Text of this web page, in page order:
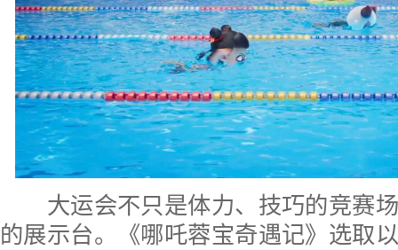
大运会不只是体力、技巧的竞赛场
的展示台。《哪吒蓉宝奇遇记》选取